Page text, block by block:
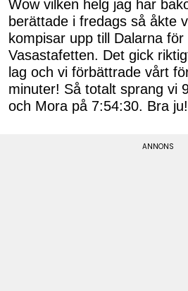
Wow vilken helg jag har
berättade i fredags så åkte
kompisar upp till Dalarna
Vasastafetten. Det gick
lag och vi förbättrade vårt
minuter! Så totalt sprang vi
och Mora på 7:54:30. Bra ju!